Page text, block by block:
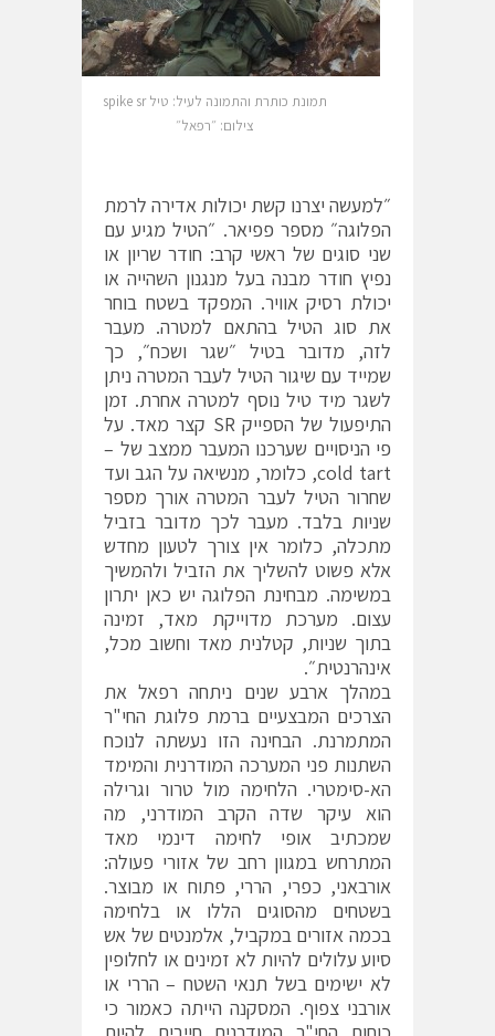
תמונת כותרת והתמונה לעיל: טיל spike sr
צילום: ״רפאל״
״למעשה יצרנו קשת יכולות אדירה לרמת
הפלוגה״ מספר פפיאר. ״הטיל מגיע עם
שני סוגים של ראשי קרב: חודר שריון או
נפיץ חודר מבנה בעל מנגנון השהייה או
יכולת רסיק אוויר. המפקד בשטח בוחר
את סוג הטיל בהתאם למטרה. מעבר
לזה, מדובר בטיל ״שגר ושכח״, כך
שמייד עם שיגור הטיל לעבר המטרה ניתן
לשגר מיד טיל נוסף למטרה אחרת. זמן
התיפעול של הספייק SR קצר מאד. על
פי הניסויים שערכנו המעבר ממצב של –
cold tart, כלומר, מנשיאה על הגב ועד
שחרור הטיל לעבר המטרה אורך מספר
שניות בלבד. מעבר לכך מדובר בזביל
מתכלה, כלומר אין צורך לטעון מחדש
אלא פשוט להשליך את הזביל ולהמשיך
במשימה. מבחינת הפלוגה יש כאן יתרון
עצום. מערכת מדוייקת מאד, זמינה
בתוך שניות, קטלנית מאד וחשוב מכל,
אינהרנטית״.
במהלך ארבע שנים ניתחה רפאל את
הצרכים המבצעיים ברמת פלוגת החי"ר
המתמרנת. הבחינה הזו נעשתה לנוכח
השתנות פני המערכה המודרנית והמימד
הא-סימטרי. הלחימה מול טרור וגרילה
הוא עיקר שדה הקרב המודרני, מה
שמכתיב אופי לחימה דינמי מאד
המתרחש במגוון רחב של אזורי פעולה:
אורבאני, כפרי, הררי, פתוח או מבוצר.
בשטחים מהסוגים הללו או בלחימה
בכמה אזורים במקביל, אלמנטים של אש
סיוע עלולים להיות לא זמינים או לחלופין
לא ישימים בשל תנאי השטח – הררי או
אורבני צפוף. המסקנה הייתה כאמור כי